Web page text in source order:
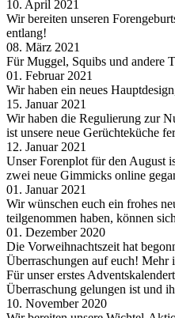
10. April 2021
Wir bereiten unseren
entlang!
08. März 2021
Für Muggel, Squibs und andere
01. Februar 2021
Wir haben ein neues
15. Januar 2021
Wir haben die Regulierung zur
ist unsere neue Gerüchteküche
12. Januar 2021
Unser Forenplot für den August
zwei neue Gimmicks online
01. Januar 2021
Wir wünschen euch ein frohes
teilgenommen haben, können
01. Dezember 2020
Die Vorweihnachtszeit hat
Überraschungen auf euch! Mehr
Für unser erstes
Überraschung gelungen ist und
10. November 2020